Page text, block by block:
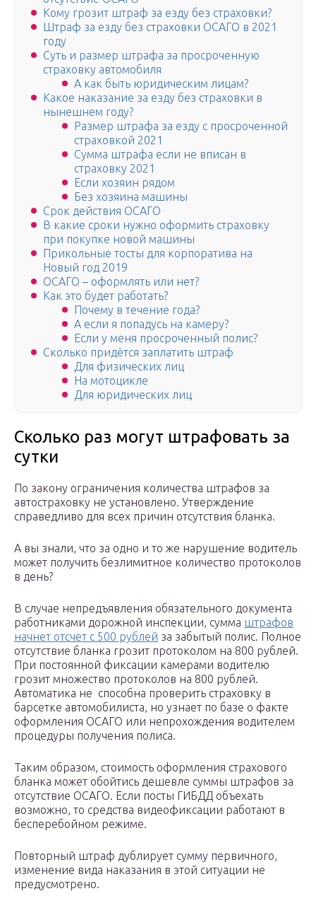
Кому грозит штраф за езду без страховки?
Штраф за езду без страховки ОСАГО в 2021
году
Суть и размер штрафа за просроченную
страховку автомобиля
А как быть юридическим лицам?
Какое наказание за езду без страховки в
нынешнем году?
Размер штрафа за езду с просроченной
страховкой 2021
Сумма штрафа если не вписан в
страховку 2021
Если хозяин рядом
Без хозяина машины
Срок действия ОСАГО
В какие сроки нужно оформить страховку
при покупке новой машины
Прикольные тосты для корпоратива на
Новый год 2019
ОСАГО – оформлять или нет?
Как это будет работать?
Почему в течение года?
А если я попадусь на камеру?
Если у меня просроченный полис?
Сколько придётся заплатить штраф
Для физических лиц
На мотоцикле
Для юридических лиц
Сколько раз могут штрафовать за
сутки
По закону ограничения количества штрафов за
автостраховку не установлено. Утверждение
справедливо для всех причин отсутствия бланка.
А вы знали, что за одно и то же нарушение водитель
может получить безлимитное количество протоколов
в день?
В случае непредъявления обязательного документа
работниками дорожной инспекции, сумма штрафов
начнет отсчет с 500 рублей за забытый полис. Полное
отсутствие бланка грозит протоколом на 800 рублей.
При постоянной фиксации камерами водителю
грозит множество протоколов на 800 рублей.
Автоматика не способна проверить страховку в
барсетке автомобилиста, но узнает по базе о факте
оформления ОСАГО или непрохождения водителем
процедуры получения полиса.
Таким образом, стоимость оформления страхового
бланка может обойтись дешевле суммы штрафов за
отсутствие ОСАГО. Если посты ГИБДД объехать
возможно, то средства видеофиксации работают в
бесперебойном режиме.
Повторный штраф дублирует сумму первичного,
изменение вида наказания в этой ситуации не
предусмотрено.